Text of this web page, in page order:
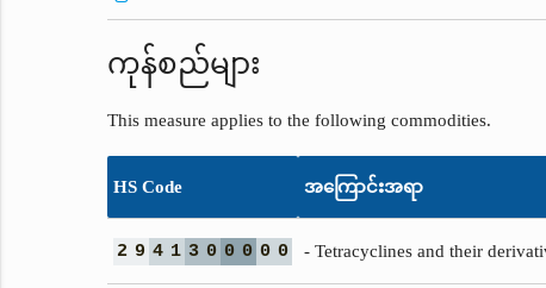
ကုန်စည်များ
This measure applies to the following commodities.
HS Code အကြောင်းအရာ
2 9 4 1 3 0 0 0 0 0 - Tetracyclines and their